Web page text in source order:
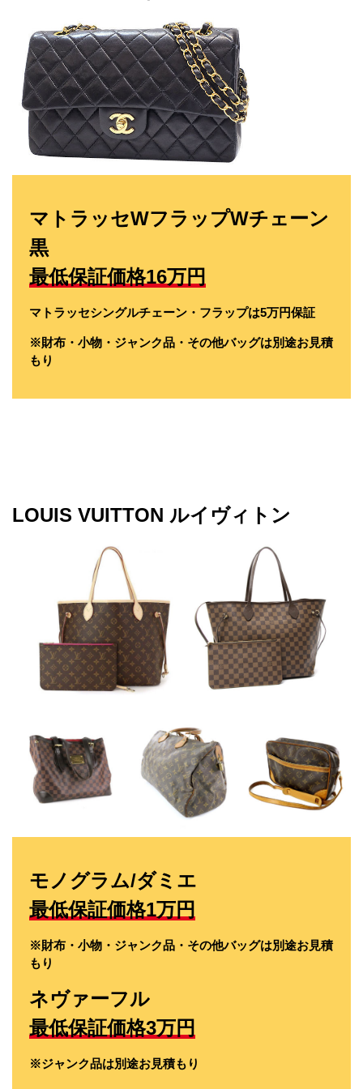
マトラッセWフラップWチェーン
黒
最低保証価格16万円
マトラッセシングルチェーン・フラップは5万円保証
※財布・小物・ジャンク品・その他バッグは別途お見積
もり
LOUIS VUITTON ルイヴィトン
モノグラム/ダミエ
最低保証価格1万円
※財布・小物・ジャンク品・その他バッグは別途お見積
もり
ネヴァーフル
最低保証価格3万円
※ジャンク品は別途お見積もり